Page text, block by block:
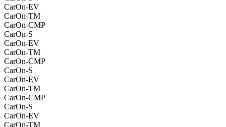
CarOn-EV
CarOn-TM
CarOn-CMP
CarOn-S
CarOn-EV
CarOn-TM
CarOn-CMP
CarOn-S
CarOn-EV
CarOn-TM
CarOn-CMP
CarOn-S
CarOn-EV
CarOn-TM